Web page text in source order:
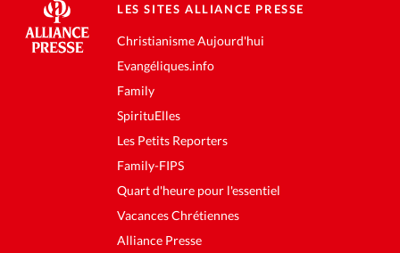
LES SITES ALLIANCE PRESSE
Christianisme Aujourd'hui
Evangéliques.info
Family
SpirituElles
Les Petits Reporters
Family-FIPS
Quart d'heure pour l'essentiel
Vacances Chrétiennes
Alliance Presse